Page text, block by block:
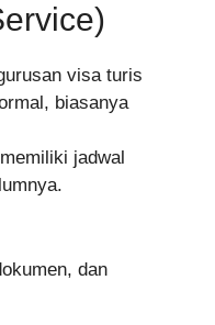
visa turis
biasanya
jadwal
dan